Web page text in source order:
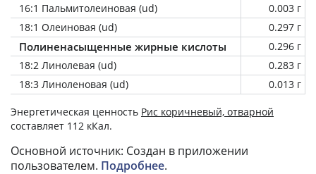
16:1 Пальмитолеиновая (ud)
0.003 г
18:1 Олеиновая (ud)
0.297 г
Полиненасыщенные жирные кислоты
0.296 г
18:2 Линолевая (ud)
0.283 г
18:3 Линоленовая (ud)
0.013 г
Энергетическая ценность Рис коричневый, отварной
составляет 112 кКал.
Основной источник: Создан в приложении
пользователем. Подробнее.